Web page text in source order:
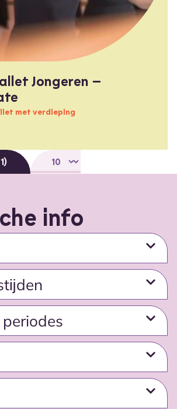
Jongeren –
met verdieping
info